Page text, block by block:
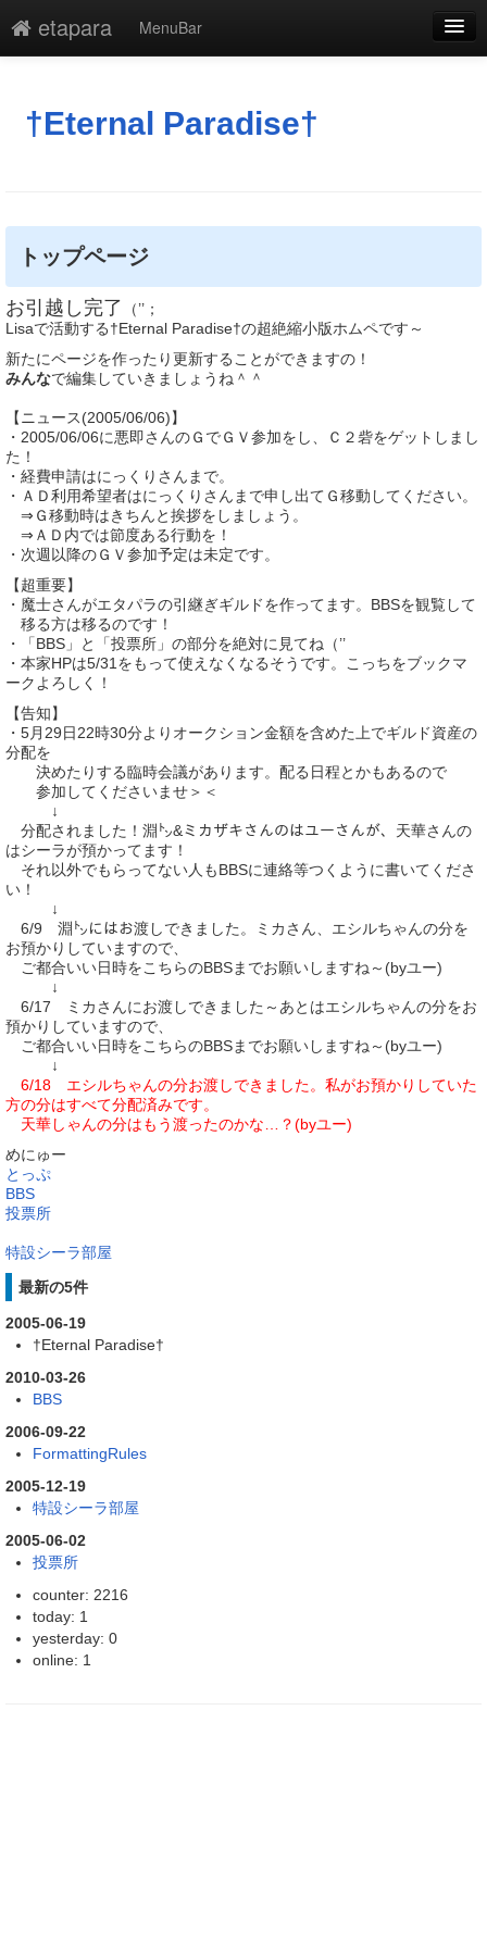
etapara
MenuBar
添付
最終更新
一覧
単語検索
†Eternal Paradise†
トップページ
お引越し完了
（’’；
Lisaで活動する†Eternal Paradise†の超絶縮小版ホムペです～
新たにページを作ったり更新することができますの！
みんなで編集していきましょうね＾＾
【ニュース(2005/06/06)】
・2005/06/06に悪即さんのＧでＧＶ参加をし、Ｃ２砦をゲットしまし
た！
・経費申請はにっくりさんまで。
・ＡＤ利用希望者はにっくりさんまで申し出てＧ移動してください。
⇒Ｇ移動時はきちんと挨拶をしましょう。
⇒ＡＤ内では節度ある行動を！
・次週以降のＧＶ参加予定は未定です。
【超重要】
・魔士さんがエタパラの引継ぎギルドを作ってます。BBSを観覧して
移る方は移るのです！
・「BBS」と「投票所」の部分を絶対に見てね（’’
・本家HPは5/31をもって使えなくなるそうです。こっちをブックマ
ークよろしく！
【告知】
・5月29日22時30分よりオークション金額を含めた上でギルド資産の
分配を
決めたりする臨時会議があります。配る日程とかもあるので
参加してくださいませ＞＜
↓
分配されました！淵㌧&ミカザキさんのはユーさんが、天華さんの
はシーラが預かってます！
それ以外でもらってない人もBBSに連絡等つくように書いてくださ
い！
↓
6/9 淵㌧にはお渡しできました。ミカさん、エシルちゃんの分を
お預かりしていますので、
ご都合いい日時をこちらのBBSまでお願いしますね～(byユー)
↓
6/17 ミカさんにお渡しできました～あとはエシルちゃんの分をお
預かりしていますので、
ご都合いい日時をこちらのBBSまでお願いしますね～(byユー)
↓
6/18 エシルちゃんの分お渡しできました。私がお預かりしていた
方の分はすべて分配済みです。
天華しゃんの分はもう渡ったのかな…？(byユー)
めにゅー
とっぷ
BBS
投票所
特設シーラ部屋
最新の5件
2005-06-19
†Eternal Paradise†
2010-03-26
BBS
2006-09-22
FormattingRules
2005-12-19
特設シーラ部屋
2005-06-02
投票所
counter: 2216
today: 1
yesterday: 0
online: 1